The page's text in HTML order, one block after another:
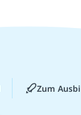
Zum